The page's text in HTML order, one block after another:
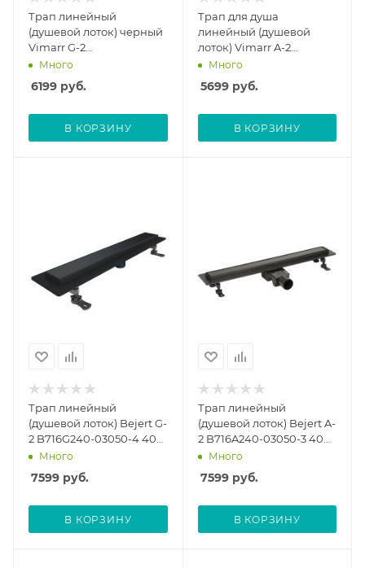
Трап линейный
(душевой лоток) черный
Vimarr G-2
516G243003050 300 мм с
вертикальным выходом
D50 мм, с решеткой под
Много
6199 руб.
В КОРЗИНУ
Трап для душа
линейный (душевой
лоток) Vimarr A-2
516A233003050 300 мм с
горизонтальным
выходом D50 мм, с
(перевертыш), черный
Много
5699руб.
В КОРЗИНУ
Трап линейный
(душевой лоток) Bejert G-
2 B716G240-03050-4 400
мм с вертикальным
выходом D50 мм, с
решеткой под плитку
Много
7599 руб.
В КОРЗИНУ
Трап линейный
(душевой лоток) Bejert A-
2 B716A240-03050-3 400
мм с горизонтальным
выходом D50 мм, с
решеткой под плитку
Много
7599руб.
В КОРЗИНУ